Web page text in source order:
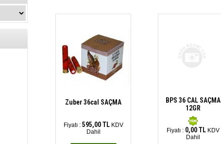
Zuber 36cal SAÇMA
Fiyatı : 595,00 TLKDV
Dahil
BPS 36 CAL SAÇMA
12GR
Fiyatı : 0,00 TLKDV
Dahil